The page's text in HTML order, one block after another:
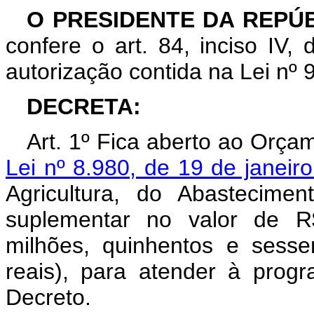
O PRESIDENTE DA
confere o art. 84, inciso IV,
autorização contida na Lei nº
DECRETA:
Art. 1º Fica aberto ao
Lei nº 8.980, de 19 de
Agricultura, do
suplementar no valor de
milhões, quinhentos e
reais), para atender à
Decreto.